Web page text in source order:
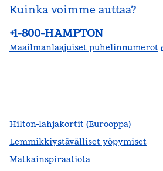
Kuinka voimme auttaa?
Puhelin:
+1-800-HAMPTON
Maailmanlaajuiset puhelinnumerot
Hilton-lahjakortit (Eurooppa)
Lemmikkiystävälliset yöpymiset
Matkainspiraatiota